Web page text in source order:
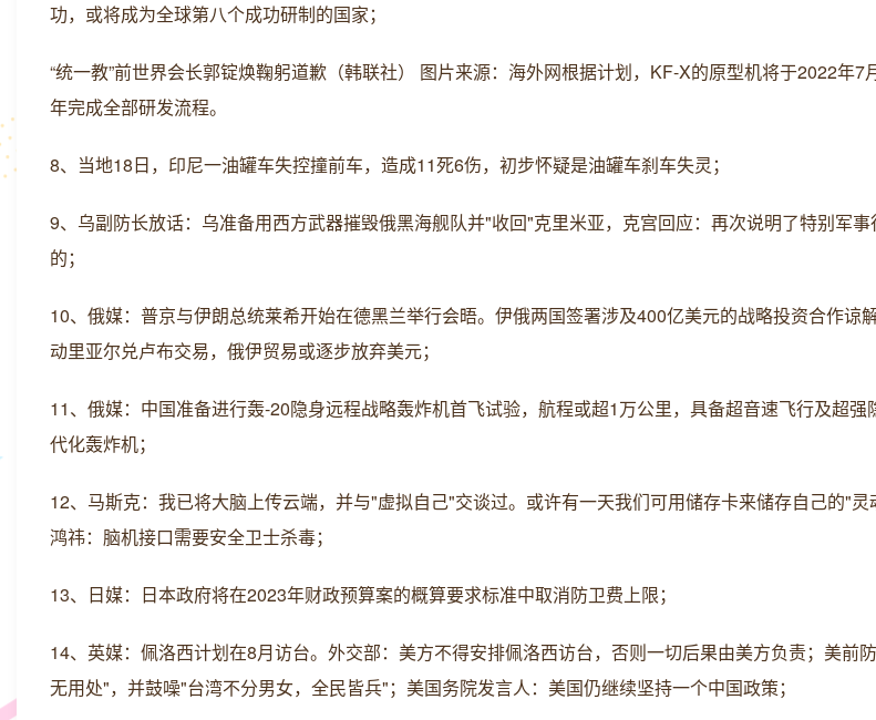
功，或将成为全球第八个成功研制的国家；
“统一教”前世界会长郭锭焕鞠躬道歉（韩联社） 图片来源：海外网根据计划，KF-X的原型机将于2022年7
年完成全部研发流程。
8、当地18日，印尼一油罐车失控撞前车，造成11死6伤，初步怀疑是油罐车刹车失灵；
9、乌副防长放话：乌准备用西方武器摧毁俄黑海舰队并"收回"克里米亚，克宫回应：再次说明了特别军
的；
10、俄媒：普京与伊朗总统莱希开始在德黑兰举行会晤。伊俄两国签署涉及400亿美元的战略投资合作谅
动里亚尔兑卢布交易，俄伊贸易或逐步放弃美元；
11、俄媒：中国准备进行轰-20隐身远程战略轰炸机首飞试验，航程或超1万公里，具备超音速飞行及超
代化轰炸机；
12、马斯克：我已将大脑上传云端，并与"虚拟自己"交谈过。或许有一天我们可用储存卡来储存自己的"
鸿祎：脑机接口需要安全卫士杀毒；
13、日媒：日本政府将在2023年财政预算案的概算要求标准中取消防卫费上限；
14、英媒：佩洛西计划在8月访台。外交部：美方不得安排佩洛西访台，否则一切后果由美方负责；美前
无用处"，并鼓噪"台湾不分男女，全民皆兵"；美国务院发言人：美国仍继续坚持一个中国政策；